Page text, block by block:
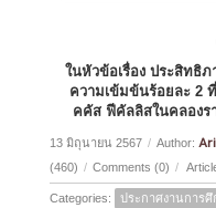
ในหัวข้อเรื่อง ประสิทธิ
ความเข้มข้นร้อยละ 2
คคัส ฟีคัลลิสในคลองร
13 มิถุนายน 2567 / Author:
(460) / Comments (0) /
Categories: ประกาศงานการศึ